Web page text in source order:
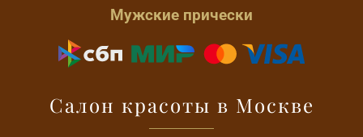
Мужские прически
Салон красоты в Москве